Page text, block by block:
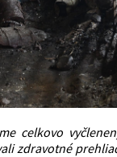
celkovo
zdravotné